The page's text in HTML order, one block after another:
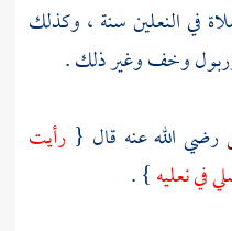
في النعلين سنة ، وكذلك
وخف وغير ذلك .
رضي الله عنه قال { رأيت
في نعليه} .